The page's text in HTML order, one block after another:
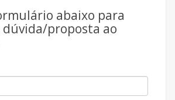
abaixo para
dúvida/proposta ao